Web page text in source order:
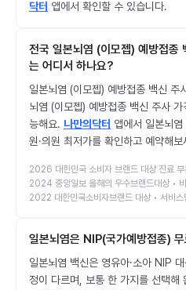
닥터 앱에서 확인할 수 있습니다.
전국 일본뇌염 (이모젭) 예방접종
는 어디서 하나요?
일본뇌염 (이모젭) 예방접종 백신 주
뇌염 (이모젭) 예방접종 백신 주사
능해요. 나만의닥터 앱에서 일본뇌
원·의원 최저가를 확인하고 예약해보
2026 대한민국 소비자 브랜드 대상 진료 부
2024 중앙일보 올해의 우수브랜드대상 •
2022 대한민국소비자브랜드 대상 • 서비스
일본뇌염은 NIP(국가예방접종)
일본뇌염 백신은 영유아·소아 NIP
정이 다르며, 보통 한 가지를 선택해